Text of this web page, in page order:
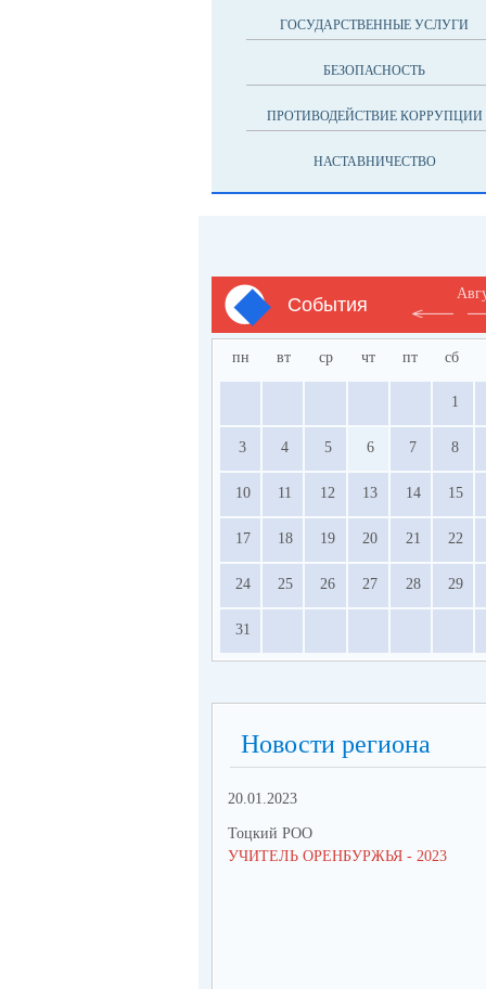
ГОСУДАРСТВЕННЫЕ УСЛУГИ
БЕЗОПАСНОСТЬ
ПРОТИВОДЕЙСТВИЕ КОРРУПЦИИ
НАСТАВНИЧЕСТВО
События
пн вт ср чт пт сб
1
3 4 5 6 7 8
10 11 12 13 14 15
17 18 19 20 21 22
24 25 26 27 28 29
31
Новости региона
20.01.2023
Тоцкий РОО
УЧИТЕЛЬ ОРЕНБУРЖЬЯ - 2023